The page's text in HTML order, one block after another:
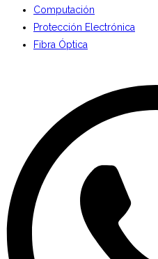
Computación
Protección Electrónica
Fibra Óptica